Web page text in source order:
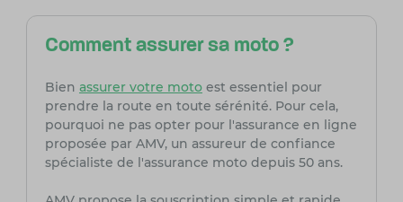
Comment assurer sa moto ?
Bien assurer votre motoest essentiel pour
prendre la route en toute sérénité. Pour cela,
pourquoi ne pas opter pour l'assurance en ligne
proposée par AMV, un assureur de confiance
spécialiste de l'assurance moto depuis 50 ans.